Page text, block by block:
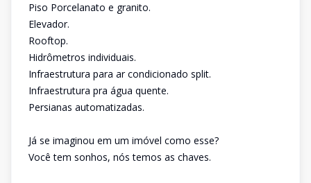
Piso Porcelanato e granito.
Elevador.
Rooftop.
Hidrômetros individuais.
Infraestrutura para ar condicionado split.
Infraestrutura pra água quente.
Persianas automatizadas.
Já se imaginou em um imóvel como esse?
Você tem sonhos, nós temos as chaves.